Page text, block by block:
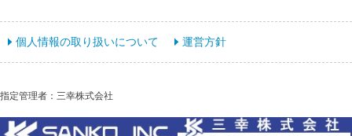
個人情報の取り扱いについて 運営方針
指定管理者：三幸株式会社